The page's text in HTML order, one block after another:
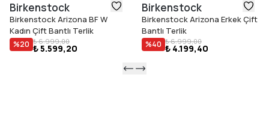
Birkenstock
Birkenstock Arizona BF W
Kadın Çift Bantlı Terlik
%20 ₺ 6.999,00
₺ 5.599,20
Birkenstock
Birkenstock Arizona Erkek Çift
Bantlı Terlik
%40 ₺ 6.999,00
₺ 4.199,40